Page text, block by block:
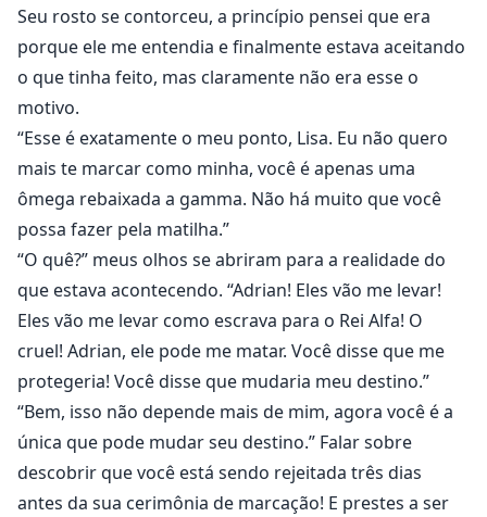
Seu rosto se contorceu, a princípio pensei que era
porque ele me entendia e finalmente estava aceitando
o que tinha feito, mas claramente não era esse o
motivo.
“Esse é exatamente o meu ponto, Lisa. Eu não quero
mais te marcar como minha, você é apenas uma
ômega rebaixada a gamma. Não há muito que você
possa fazer pela matilha.”
“O quê?” meus olhos se abriram para a realidade do
que estava acontecendo. “Adrian! Eles vão me levar!
Eles vão me levar como escrava para o Rei Alfa! O
cruel! Adrian, ele pode me matar. Você disse que me
protegeria! Você disse que mudaria meu destino.”
“Bem, isso não depende mais de mim, agora você é a
única que pode mudar seu destino.” Falar sobre
descobrir que você está sendo rejeitada três dias
antes da sua cerimônia de marcação! E prestes a ser